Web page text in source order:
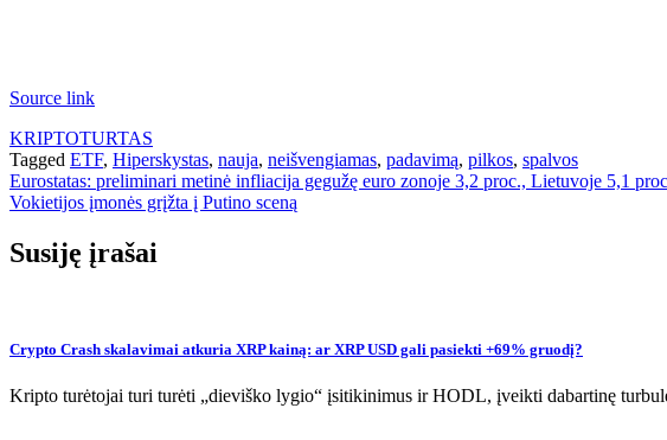
Source link
KRIPTOTURTAS
Tagged ETF, Hiperskystas, nauja, neišvengiamas, padavimą, pilkos, spalvos
Navigacija
tarp
įrašų
Eurostatas: preliminari metinė infliacija gegužę euro zonoje 3,2 proc., Lietuvoje 5,1
Vokietijos įmonės grįžta į Putino sceną
Susiję įrašai
Crypto Crash skalavimai atkuria XRP kainą: ar XRP USD gali pasiekti +69% gruodį?
Kripto turėtojai turi turėti „dieviško lygio“ įsitikinimus ir HODL, įveikti dabartinę